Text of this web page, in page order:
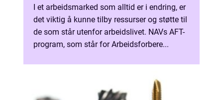
I et arbeidsmarked som alltid er i endring, er
det viktig å kunne tilby ressurser og støtte til
de som står utenfor arbeidslivet. NAVs AFT-
program, som står for Arbeidsforbere...